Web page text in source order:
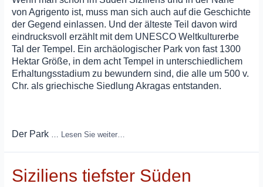
von Agrigento ist, muss man sich auch auf die Geschichte
der Gegend einlassen. Und der älteste Teil davon wird
eindrucksvoll erzählt mit dem UNESCO Weltkulturerbe
Tal der Tempel. Ein archäologischer Park von fast 1300
Hektar Größe, in dem acht Tempel in unterschiedlichem
Erhaltungsstadium zu bewundern sind, die alle um 500 v.
Chr. als griechische Siedlung Akragas entstanden.
Der Park … Lesen Sie weiter…
Siziliens tiefster Süden